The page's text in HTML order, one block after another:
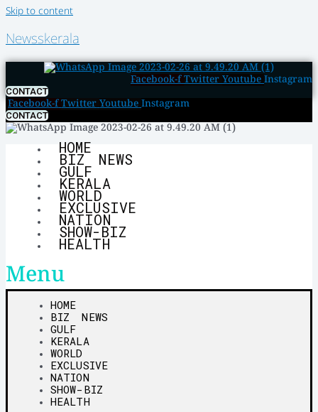
Skip to content
Newsskerala
Facebook-f Twitter Youtube Instagram
CONTACT
Facebook-f Twitter Youtube Instagram
CONTACT
HOME
BIZ NEWS
GULF
KERALA
WORLD
EXCLUSIVE
NATION
SHOW-BIZ
HEALTH
Menu
HOME
BIZ NEWS
GULF
KERALA
WORLD
EXCLUSIVE
NATION
SHOW-BIZ
HEALTH